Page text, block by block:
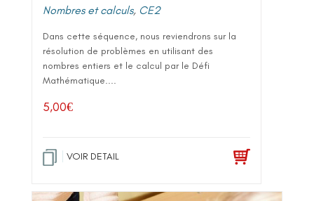
Nombres et calculs, CE2
Dans cette séquence, nous reviendrons sur la
résolution de problèmes en utilisant des
nombres entiers et le calcul par le Défi
Mathématique....
5,00€
VOIR DETAIL